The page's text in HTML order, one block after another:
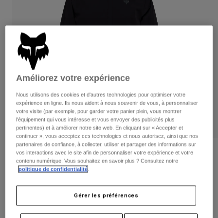
Pantalons
Shorts
Gants
Protections
Masques
Chaussettes
Accessoires
Pantalons
Gants
Vestes
Protections
Masques
Chaussettes
Sacs et accessoires
Voir tout
Femme
T-shirts et tops
Sweats et Pulls
Vestes
Pantalons
Chemises
Voir tout
Enfants
Masques
Chaussettes
Voir tout
Moto
Casques
Maillots
Pantalons
Bottes
Masques
Veste de pluie pliable Ranger Off-Road
Article n°38699-001-S
Améliorez votre expérience
Nous utilisons des cookies et d'autres technologies pour optimiser votre
expérience en ligne. Ils nous aident à nous souvenir de vous, à personnaliser
votre visite (par exemple, pour garder votre panier plein, vous montrer
l'équipement qui vous intéresse et vous envoyer des publicités plus
pertinentes) et à améliorer notre site web. En cliquant sur « Accepter et
continuer », vous acceptez ces technologies et nous autorisez, ainsi que nos
partenaires de confiance, à collecter, utiliser et partager des informations sur
vos interactions avec le site afin de personnaliser votre expérience et votre
contenu numérique. Vous souhaitez en savoir plus ? Consultez notre
politique de confidentialité.
Gérer les préférences